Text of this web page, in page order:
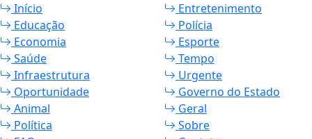
Início
Entretenimento
Educação
Polícia
Economia
Esporte
Saúde
Tempo
Infraestrutura
Urgente
Oportunidade
Governo do Estado
Animal
Geral
Política
Sobre